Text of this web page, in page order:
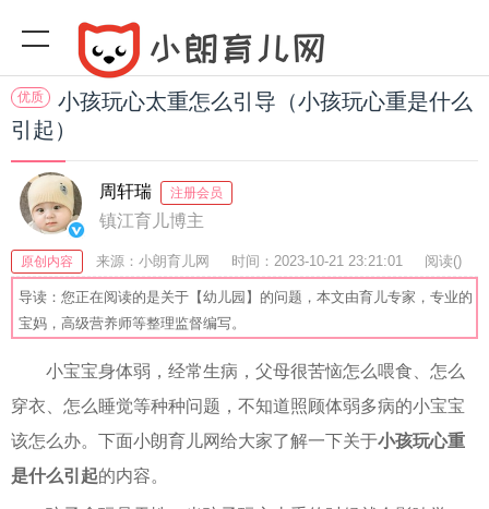
优质
小孩玩心太重怎么引导（小孩玩心重是什么
引起）
周轩瑞 注册会员
镇江育儿博主
原创内容 来源：小朗育儿网 时间：2023-10-21 23:21:01 阅读()
收藏：44 分享：62 爆
导读：您正在阅读的是关于【幼儿园】的问题，本文由育儿专家，专业的
宝妈，高级营养师等整理监督编写。
小宝宝身体弱，经常生病，父母很苦恼怎么喂食、怎么
穿衣、怎么睡觉等种种问题，不知道照顾体弱多病的小宝宝
该怎么办。下面小朗育儿网给大家了解一下关于小孩玩心重
是什么引起的内容。